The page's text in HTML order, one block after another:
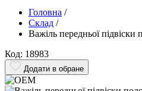
Головна /
Склад /
Важіль передньої
Код: 18983
Додати в обране